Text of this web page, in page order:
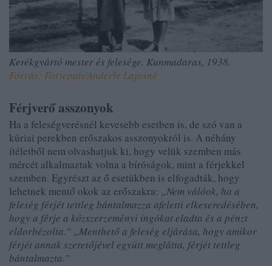
Kerékgyártó mester és felesége. Kunmadaras, 1938.
Forrás: Fortepan/Anderle Lajosné
Férjverő asszonyok
Ha a feleségverésnél kevesebb esetben is, de szó van a
kúriai perekben erőszakos asszonyokról is. A néhány
ítéletből nem olvashatjuk ki, hogy velük szemben más
mércét alkalmaztak volna a bíróságok, mint a férjekkel
szemben. Egyrészt az ő esetükben is elfogadták, hogy
lehetnek mentő okok az erőszakra: „Nem válóok, ha a
feleség férjét tettleg bántalmazza afeletti elkeseredésében,
hogy a férje a közszerzeményi ingókat eladta és a pénzt
eldorbézolta.” „Menthető a feleség eljárása, hogy amikor
férjét annak szeretőjével együtt meglátta, férjét tettleg
bántalmazta.”